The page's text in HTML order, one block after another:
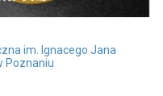
im. Ignacego Jana
Poznaniu